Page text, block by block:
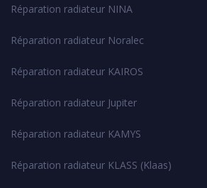
Réparation radiateur NINA
Réparation radiateur Noralec
Réparation radiateur KAIROS
Réparation radiateur Jupiter
Réparation radiateur KAMYS
Réparation radiateur KLASS (Klaas)